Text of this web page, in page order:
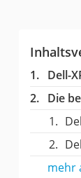
Dell-
Die
mehr